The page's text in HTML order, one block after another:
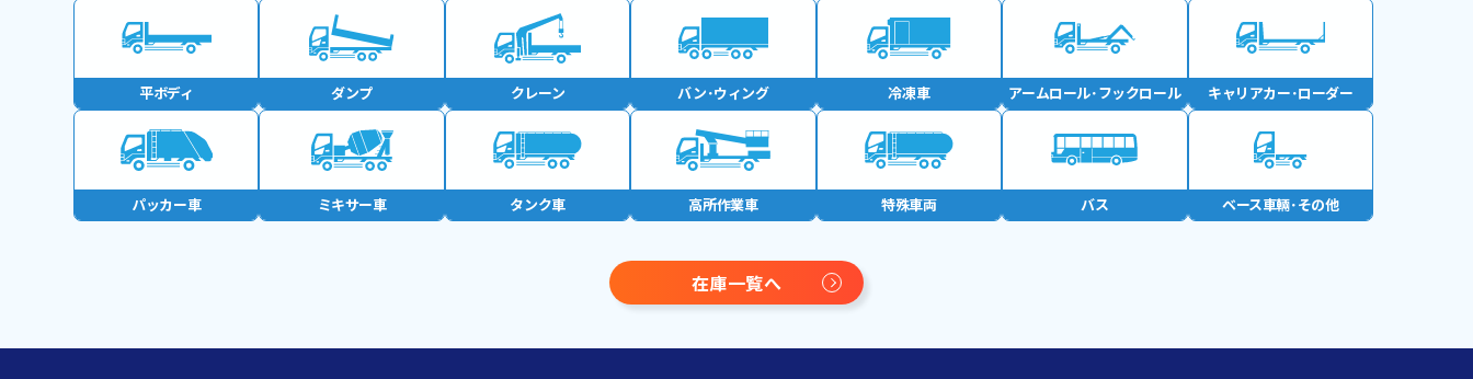
平ボディ ダンプ クレーン バン･ウィング 冷凍車 アームロール･フックロール キャリアカー･ローダー
パッカー車 ミキサー車 タンク車 高所作業車 特殊車両 バス ベース車輛･その他
在庫一覧へ